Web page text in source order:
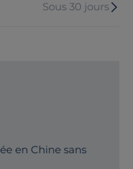
Sous 30 jours
en Chine sans